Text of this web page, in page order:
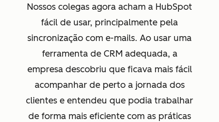
Nossos colegas agora acham a HubSpot
fácil de usar, principalmente pela
sincronização com e-mails. Ao usar uma
ferramenta de CRM adequada, a
empresa descobriu que ficava mais fácil
acompanhar de perto a jornada dos
clientes e entendeu que podia trabalhar
de forma mais eficiente com as práticas